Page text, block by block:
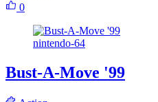
0
nintendo-64
Bust-A-Move '99